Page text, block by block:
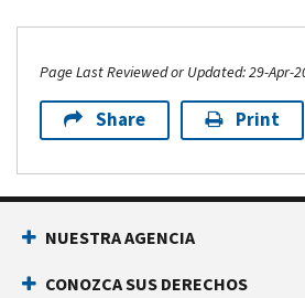
Page Last Reviewed or Updated: 29-Apr-
Share Print
NUESTRA AGENCIA
CONOZCA SUS DERECHOS